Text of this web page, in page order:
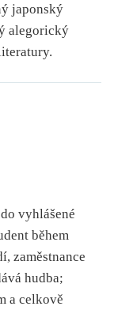
japonský
alegorický
vyhlášené
během
zaměstnance
hudba;
a celkově